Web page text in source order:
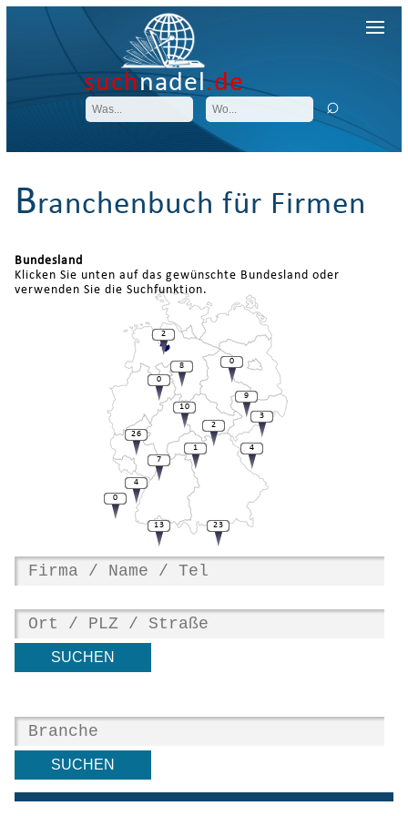
suchnadel.de
Branchenbuch für Firmen
Bundesland
Klicken Sie unten auf das gewünschte Bundesland oder
verwenden Sie die Suchfunktion.
4
3
26
9
2
0
8
2
0
10
0
7
4
13
1
23